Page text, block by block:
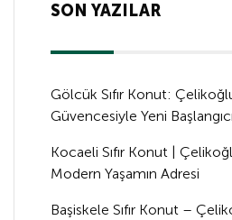
SON YAZILAR
Gölcük Sıfır Konut:
Güvencesiyle Yeni
Kocaeli Sıfır Konut |
Modern Yaşamın Adresi
Başiskele Sıfır Konut –